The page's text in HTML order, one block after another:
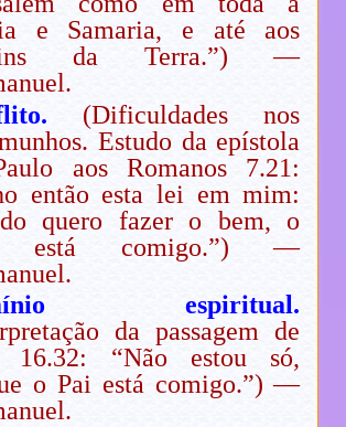
e Samaria, e até aos
da Terra.”) —
(Dificuldades nos
Estudo da epístola
aos Romanos 7.21:
então esta lei em mim:
quero fazer o bem, o
está comigo.”) —
espiritual.
da passagem de
16.32: “Não estou só,
o Pai está comigo.”) —